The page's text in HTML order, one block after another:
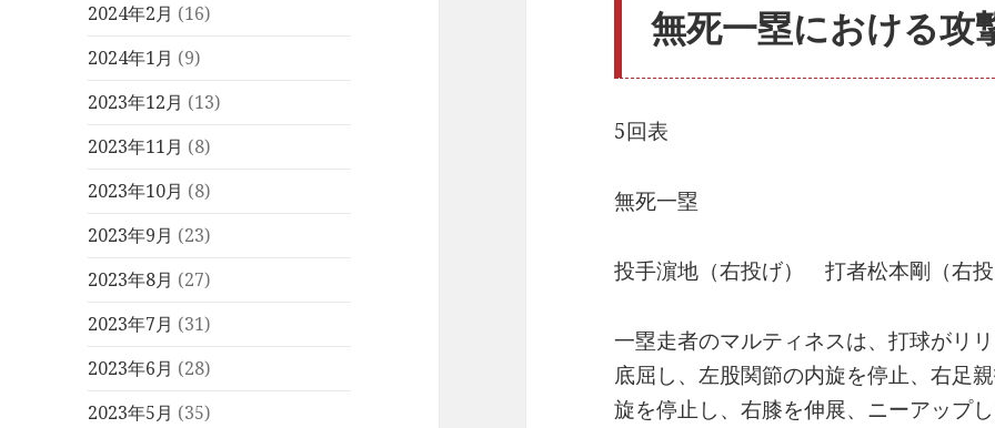
2024年2月 (16)
2024年1月 (9)
2023年12月 (13)
2023年11月 (8)
2023年10月 (8)
2023年9月 (23)
2023年8月 (27)
2023年7月 (31)
2023年6月 (28)
2023年5月 (35)
無死一塁における攻
5回表
無死一塁
投手濵地（右投げ） 打者松本剛（右
一塁走者のマルティネスは、打球がリ
底屈し、左股関節の内旋を停止、右足
旋を停止し、右膝を伸展、ニーアップ